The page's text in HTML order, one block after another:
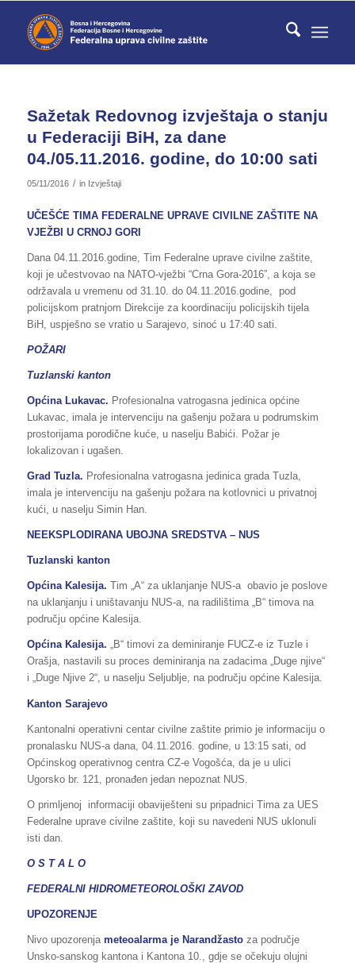
Sažetak Redovnog izvještaja o stanju
u Federaciji BiH, za dane
04./05.11.2016. godine, do 10:00 sati
05/11/2016 / in Izvještaji
UČEŠĆE TIMA FEDERALNE UPRAVE CIVILNE ZAŠTITE NA
VJEŽBI U CRNOJ GORI
Dana 04.11.2016.godine, Tim Federalne uprave civilne zaštite,
koji je učestvovao na NATO-vježbi “Crna Gora-2016”, a koja se
održavala u vremenu od 31.10. do 04.11.2016.godine, pod
policijskom pratnjom Direkcije za koordinaciju policijskih tijela
BiH, uspješno se vratio u Sarajevo, sinoć u 17:40 sati.
POŽARI
Tuzlanski kanton
Općina Lukavac. Profesionalna vatrogasna jedinica općine
Lukavac, imala je intervenciju na gašenju požara u podrumskim
prostorijama porodične kuće, u naselju Babići. Požar je
lokalizovan i ugašen.
Grad Tuzla. Profesionalna vatrogasna jedinica grada Tuzla,
imala je intervenciju na gašenju požara na kotlovnici u privatnoj
kući, u naselju Simin Han.
NEEKSPLODIRANA UBOJNA SREDSTVA – NUS
Tuzlanski kanton
Općina Kalesija. Tim „A“ za uklanjanje NUS-a obavio je poslove
na uklanjanju i uništavanju NUS-a, na radilištima „B“ timova na
području općine Kalesija.
Općina Kalesija. „B“ timovi za deminiranje FUCZ-e iz Tuzle i
Orašja, nastavili su proces deminiranja na zadacima „Duge njive“
i „Duge Njive 2“, u naselju Seljublje, na području općine Kalesija.
Kanton Sarajevo
Kantonalni operativni centar civilne zaštite primio je informaciju o
pronalasku NUS-a dana, 04.11.2016. godine, u 13:15 sati, od
Općinskog operativnog centra CZ-e Vogošća, da je u ulici
Ugorsko br. 121, pronađen jedan nepoznat NUS.
O primljenoj informaciji obaviješteni su pripadnici Tima za UES
Federalne uprave civilne zaštite, koji su navedeni NUS uklonuli
isti dan.
O S T A L O
FEDERALNI HIDROMETEOROLOŠKI ZAVOD
UPOZORENJE
Nivo upozorenjameteoalarma je Narandžastoza područje
Unsko-sanskog kantona i Kantona 10., gdje se očekuju olujni